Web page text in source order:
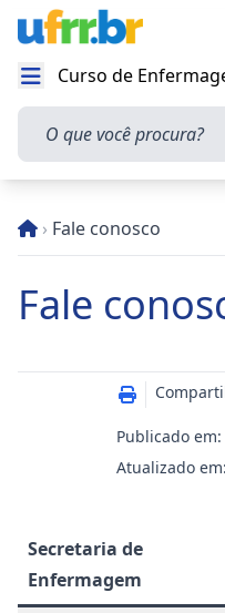
Abrir menu
Curso de
O que você procura?
› Fale conosco
Fale
Publicado
Atualizado
Secretaria de
Enfermagem